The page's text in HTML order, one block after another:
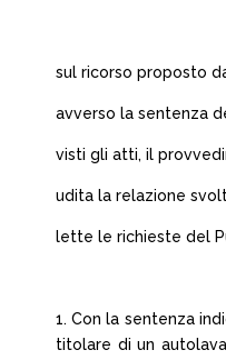
sul ricorso proposto
avverso la sentenza
visti gli atti, il
udita la relazione
lette le richieste del
1. Con la sentenza
titolare di un